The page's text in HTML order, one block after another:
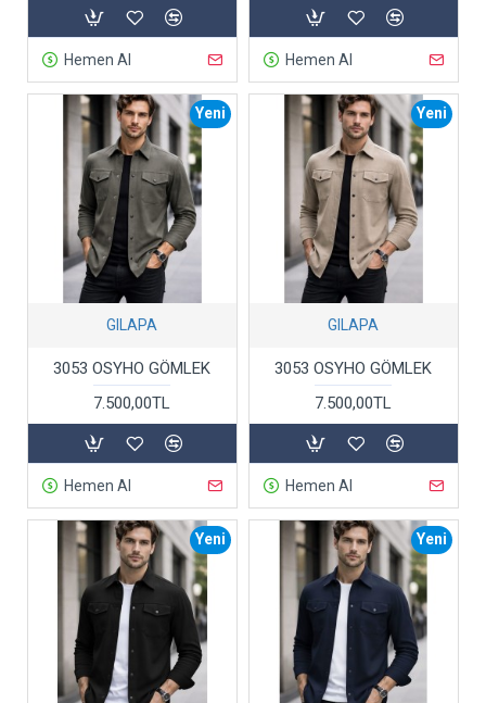
Hemen Al Hemen Al
Yeni
GILAPA
3053 OSYHO GÖMLEK
7.500,00TL
Hemen Al
Yeni
GILAPA
3053 OSYHO GÖMLEK
7.500,00TL
Hemen Al
Yeni Yeni